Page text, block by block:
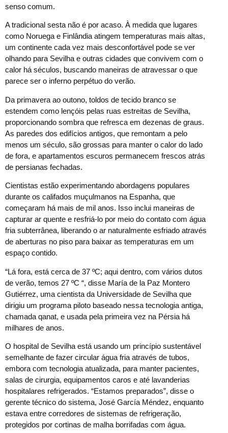
senso comum.
A tradicional sesta não é por acaso. À medida que lugares
como Noruega e Finlândia atingem temperaturas mais altas,
um continente cada vez mais desconfortável pode se ver
olhando para Sevilha e outras cidades que convivem com o
calor há séculos, buscando maneiras de atravessar o que
parece ser o inferno perpétuo do verão.
Da primavera ao outono, toldos de tecido branco se
estendem como lençóis pelas ruas estreitas de Sevilha,
proporcionando sombra que refresca em dezenas de graus.
As paredes dos edifícios antigos, que remontam a pelo
menos um século, são grossas para manter o calor do lado
de fora, e apartamentos escuros permanecem frescos atrás
de persianas fechadas.
Cientistas estão experimentando abordagens populares
durante os califados muçulmanos na Espanha, que
começaram há mais de mil anos. Isso inclui maneiras de
capturar ar quente e resfriá-lo por meio do contato com água
fria subterrânea, liberando o ar naturalmente esfriado através
de aberturas no piso para baixar as temperaturas em um
espaço contido.
“Lá fora, está cerca de 37 ºC; aqui dentro, com vários dutos
de verão, temos 27 ºC “, disse María de la Paz Montero
Gutiérrez, uma cientista da Universidade de Sevilha que
dirigiu um programa piloto baseado nessa tecnologia antiga,
chamada qanat, e usada pela primeira vez na Pérsia há
milhares de anos.
O hospital de Sevilha está usando um princípio sustentável
semelhante de fazer circular água fria através de tubos,
embora com tecnologia atualizada, para manter pacientes,
salas de cirurgia, equipamentos caros e até lavanderias
hospitalares refrigerados. “Estamos preparados”, disse o
gerente técnico do sistema, José García Méndez, enquanto
estava entre corredores de sistemas de refrigeração,
protegidos por cortinas de malha borrifadas com água.